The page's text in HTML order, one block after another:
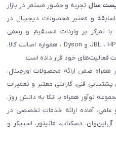
سال تجربه و حضور مستمر در بازار
باسابقه و معتبر محصولات دیجیتال در
تمرکز بر واردات مستقیم و رسمی
محصولات برندهای مطرح جهانی نظیر JBL ، HP و Dyson ، همواره اصالت کالا،
فعالیت‌های خود قرار داده است.
همراه ضمن ارائه محصولات اورجینال،
فنی، گارانتی معتبر و تعمیرات
نوآور همراه با اتکا به دانش روز،
آماده ارائه خدمات تخصصی در
دسکتاپ، مانیتور، اسپیکر و